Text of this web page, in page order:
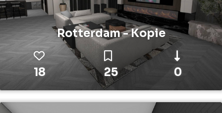
Rotterdam - Kopie
18 25 0